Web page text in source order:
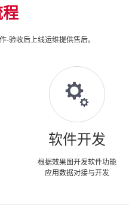
-验收后上线运维提供售后。
软件开发
根据效果图开发软件功能
应用数据对接与开发